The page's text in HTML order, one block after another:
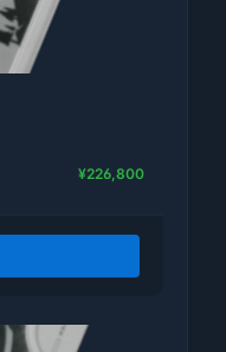
¥226,800